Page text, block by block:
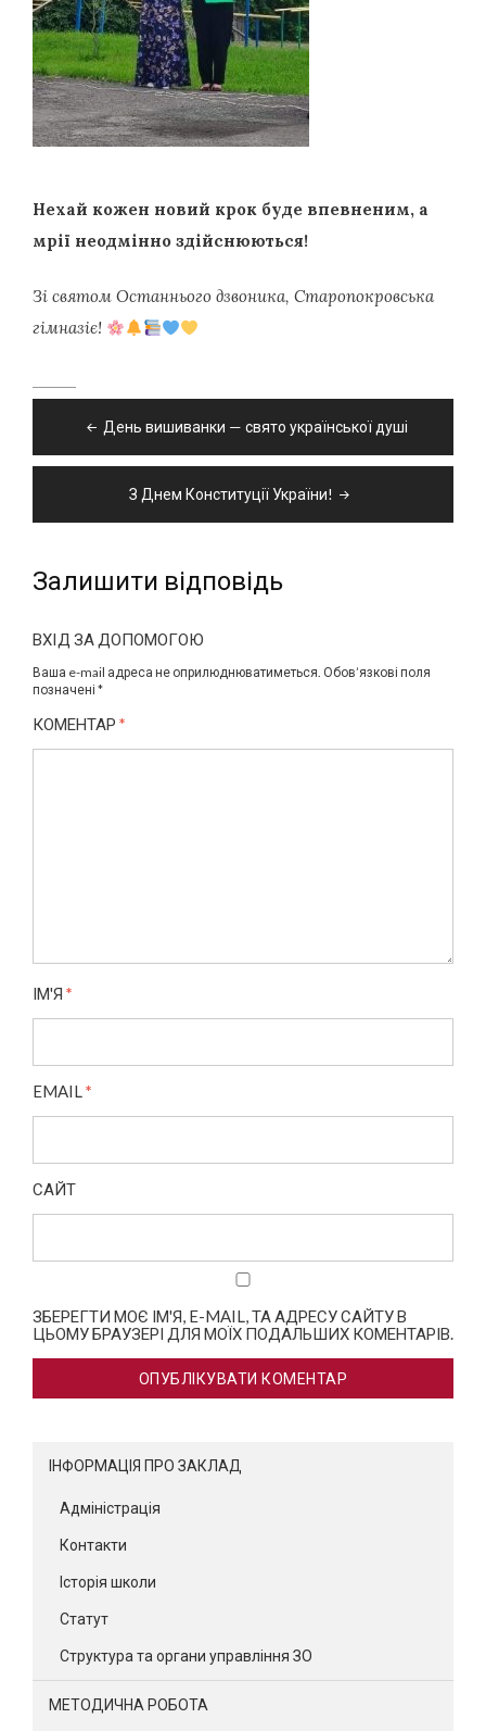
Нехай кожен новий крок буде впевненим, а
мрії неодмінно здійснюються!
Зі святом Останнього дзвоника, Старопокровська
гімназіє!
записівДень вишиванки — свято української душі
З Днем Конституції України!
Залишити відповідь
ВХIД ЗА ДОПОМОГОЮ
Ваша e-mail адреса не оприлюднюватиметься. Обов’язкові поля
позначені *
КОМЕНТАР *
ІМ'Я *
EMAIL*
САЙТ
ЗБЕРЕГТИ МОЄ ІМ'Я, E-MAIL, ТА АДРЕСУ САЙТУ В
ЦЬОМУ БРАУЗЕРІ ДЛЯ МОЇХ ПОДАЛЬШИХ КОМЕНТАРІВ.
ІНФОРМАЦІЯ ПРО ЗАКЛАД
Адміністрація
Контакти
Історія школи
Статут
Структура та органи управління ЗО
МЕТОДИЧНА РОБОТА